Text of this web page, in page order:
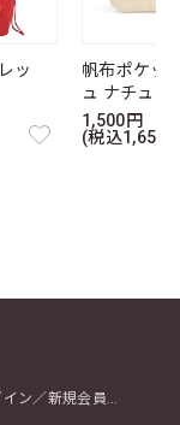
ッ
帆布ポケッ
ュ ナチュ
1,500円
(税込1,650
マイページログイン／新規会員登録